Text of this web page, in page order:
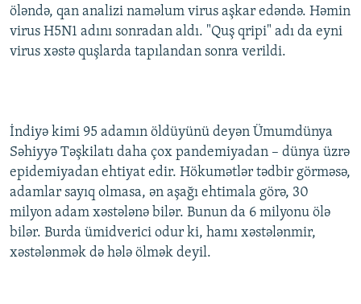
BIZIMLƏ ƏLAQƏ
XƏBƏR BÜLLETENLƏRIMIZ
öləndə, qan analizi naməlum virus aşkar edəndə. Həmin
virus H5N1 adını sonradan aldı. "Quş qripi" adı da eyni
virus xəstə quşlarda tapılandan sonra verildi.
İndiyə kimi 95 adamın öldüyünü deyən Ümumdünya
Səhiyyə Təşkilatı daha çox pandemiyadan – dünya üzrə
epidemiyadan ehtiyat edir. Hökumətlər tədbir görməsə,
adamlar sayıq olmasa, ən aşağı ehtimala görə, 30
milyon adam xəstələnə bilər. Bunun da 6 milyonu ölə
bilər. Burda ümidverici odur ki, hamı xəstələnmir,
xəstələnmək də hələ ölmək deyil.